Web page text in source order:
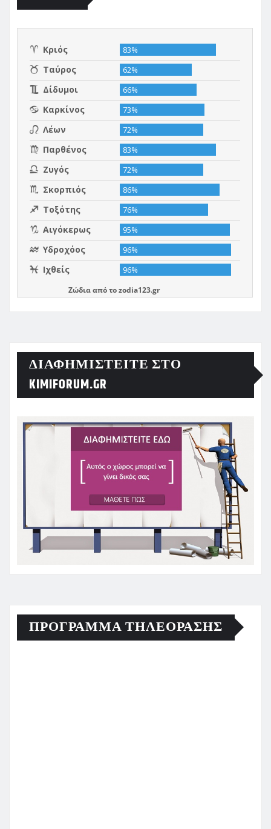
Ζώδιααπό τοzodia123.gr
ΔΙΑΦΗΜΙΣΤΕΊΤΕ ΣΤΟ
KIMIFORUM.GR
ΠΡΟΓΡΑΜΜΑ ΤΗΛΕΟΡΑΣΗΣ